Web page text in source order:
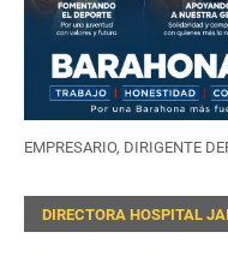
EMPRESARIO, DIRIGENTE
DIRECTORA HOSPITAL